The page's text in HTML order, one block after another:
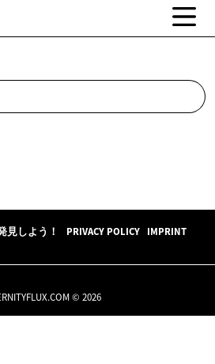
見しよう！ PRIVACY POLICY IMPRINT
© 2026